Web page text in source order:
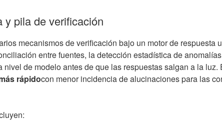
y pila de verificación
mecanismos de verificación bajo un motor de respuesta
entre fuentes, la detección estadística de
nivel de modelo antes de que las respuestas salgan a la luz.
rápidocon menor incidencia de alucinaciones para las